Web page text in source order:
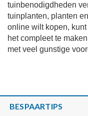
tuinbenodigdheden
tuinplanten, planten
online wilt kopen,
het compleet te
met veel gunstige
BESPAARTIPS